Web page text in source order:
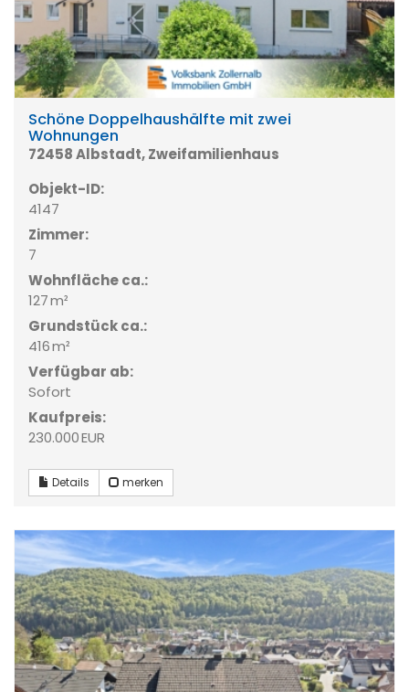
Schöne Doppelhaushälfte mit zwei
Wohnungen
72458 Albstadt, Zweifamilienhaus
Objekt-ID:
4147
Zimmer:
7
Wohnfläche ca.:
127 m²
Grund­stück ca.:
416 m²
Verfügbar ab:
Sofort
Kaufpreis:
230.000 EUR
Details merken